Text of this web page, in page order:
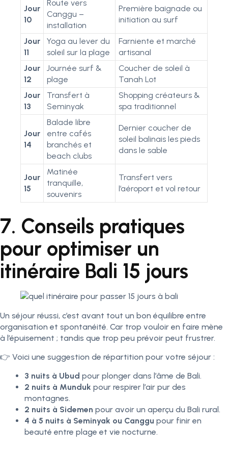
Jour
10
Route vers
Canggu –
installation
Première baignade ou
initiation au surf
Jour
11
Yoga au lever du
soleil sur la plage
Farniente et marché
artisanal
Jour
12
Journée surf &
plage
Coucher de soleil à
Tanah Lot
Jour
13
Transfert à
Seminyak
Shopping créateurs &
spa traditionnel
Jour
14
Balade libre
entre cafés
branchés et
beach clubs
Dernier coucher de
soleil balinais les pieds
dans le sable
Jour
15
Matinée
tranquille,
souvenirs
Transfert vers
l’aéroport et vol retour
7. Conseils pratiques
pour optimiser un
itinéraire Bali 15 jours
Un séjour réussi, c’est avant tout un bon équilibre entre
organisation et spontanéité. Car trop vouloir en faire mène
à l’épuisement ; tandis que trop peu prévoir peut frustrer.
👉 Voici une suggestion de répartition pour votre séjour :
3 nuits à Ubud pour plonger dans l’âme de Bali.
2 nuits à Munduk pour respirer l’air pur des
montagnes.
2 nuits à Sidemen pour avoir un aperçu du Bali rural.
4 à 5 nuits à Seminyak ou Canggu pour finir en
beauté entre plage et vie nocturne.